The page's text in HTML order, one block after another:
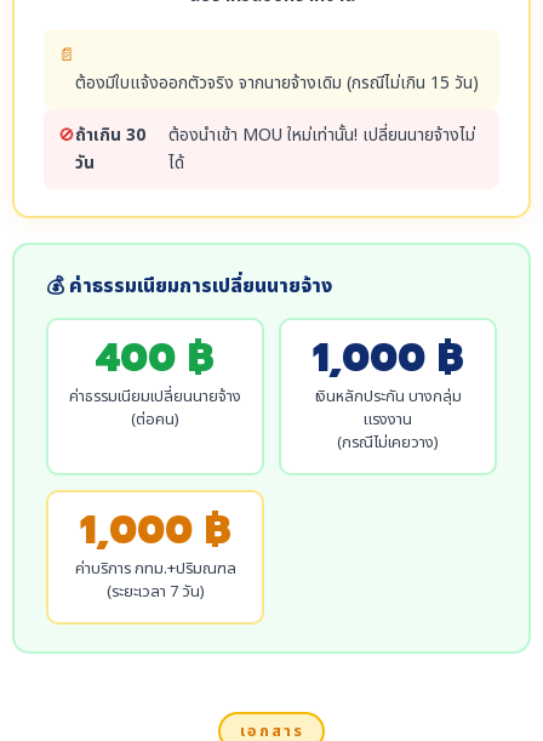
📄
ต้องมีใบแจ้งออกตัวจริง จากนายจ้างเดิม (กรณีไม่เกิน 15 วัน)
🚫ถ้าเกิน 30
วัน
ต้องนำเข้า MOU ใหม่เท่านั้น! เปลี่ยนนายจ้างไม่
ได้
💰 ค่าธรรมเนียมการเปลี่ยนนายจ้าง
400 ฿
ค่าธรรมเนียมเปลี่ยนนายจ้าง
(ต่อคน)
1,000 ฿
เงินหลักประกัน บางกลุ่ม
แรงงาน
(กรณีไม่เคยวาง)
1,000 ฿
ค่าบริการ กทม.+ปริมณฑล
(ระยะเวลา 7 วัน)
เอกสาร